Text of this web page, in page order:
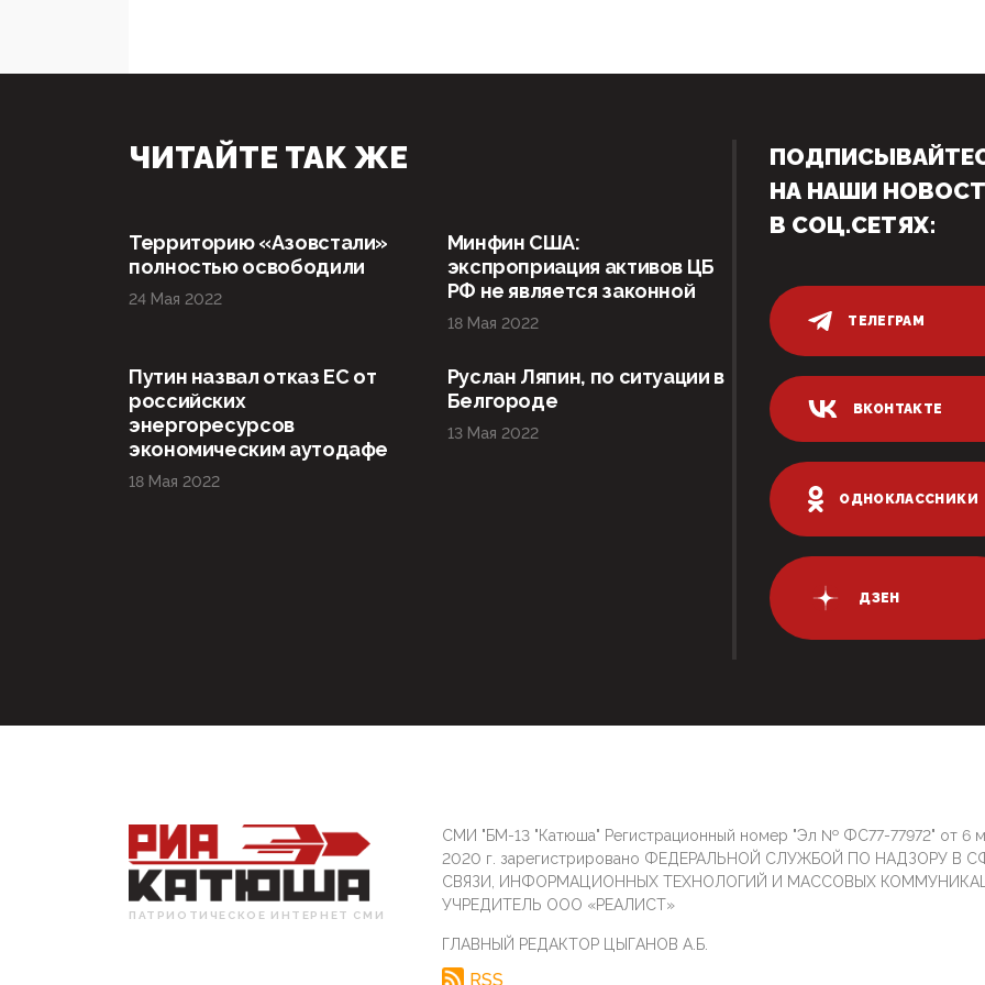
ЧИТАЙТЕ ТАК ЖЕ
Территорию «Азовстали»
полностью освободили
24 Мая 2022
Минфин США:
экспроприация активов ЦБ
РФ не является законной
18 Мая 2022
Путин назвал отказ ЕС от
российских
энергоресурсов
экономическим аутодафе
18 Мая 2022
Руслан Ляпин, по ситуации в
Белгороде
13 Мая 2022
НА НАШИ
В СОЦ.СЕТЯХ:
ТЕЛЕГРАМ
ВКОНТАКТЕ
ОДНОКЛАССНИКИ
ДЗЕН
ПАТРИОТИЧЕСКОЕ ИНТЕРНЕТ СМИ
СМИ "БМ-13 "Катюша" Регистрационный номер "Эл № ФС77-77972" от 6
2020 г. зарегистрировано ФЕДЕРАЛЬНОЙ СЛУЖБОЙ ПО НАДЗОРУ В
СВЯЗИ, ИНФОРМАЦИОННЫХ ТЕХНОЛОГИЙ И МАССОВЫХ
УЧРЕДИТЕЛЬ ООО «РЕАЛИСТ»
ГЛАВНЫЙ РЕДАКТОР ЦЫГАНОВ А.Б.
RSS